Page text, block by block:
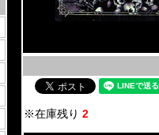
※在庫残り 2